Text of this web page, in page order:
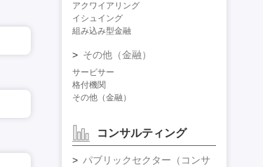
アクワイアリング
イシュイング
組み込み型金融
その他（金融）
サービサー
格付機関
その他（金融）
コンサルティング
パブリックセクター（コンサ